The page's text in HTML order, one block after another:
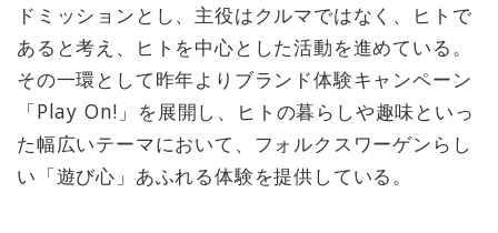
ドミッションとし、主役はクルマではなく、ヒトで
あると考え、ヒトを中心とした活動を進めている。
その一環として昨年よりブランド体験キャンペーン
「Play On!」を展開し、ヒトの暮らしや趣味といっ
た幅広いテーマにおいて、フォルクスワーゲンらし
い「遊び心」あふれる体験を提供している。